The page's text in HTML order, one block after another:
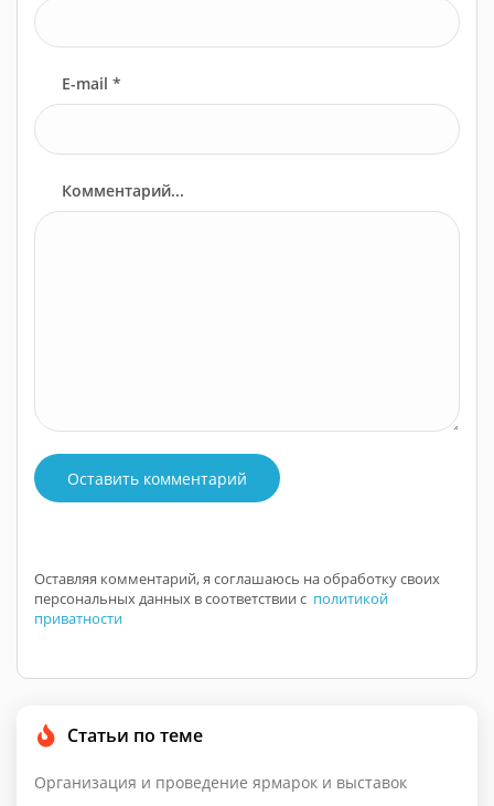
E-mail *
Комментарий...
Оставить комментарий
Оставляя комментарий, я соглашаюсь на обработку своих
персональных данных в соответствии с политикой
приватности
Статьи по теме
Организация и проведение ярмарок и выставок